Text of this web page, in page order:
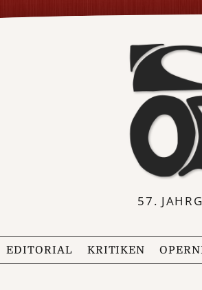
57.
EDITORIAL KRITIKEN